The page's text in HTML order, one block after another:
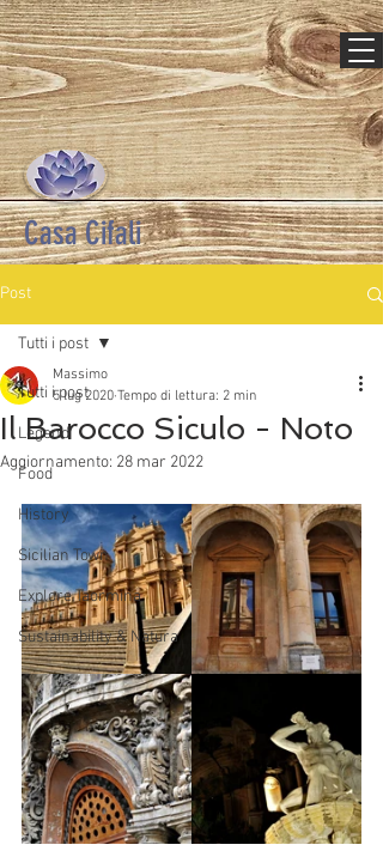
Casa Cifali
Post
Tutti i post
Legend
Food
History
Sicilian Town
Explore Taormina
Sustainability & Natura
Tutti i post
Il Barocco Siculo - Noto
Massimo
5 lug 2020 Tempo di lettura: 2 min
Aggiornamento: 28 mar 2022